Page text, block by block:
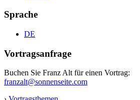
Sprache
DE
Vortragsanfrage
Buchen Sie Franz Alt für einen Vortrag:
franzalt@sonnenseite.com